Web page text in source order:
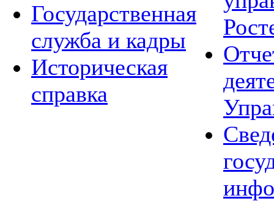
Государственная
служба и кадры
Историческая
справка